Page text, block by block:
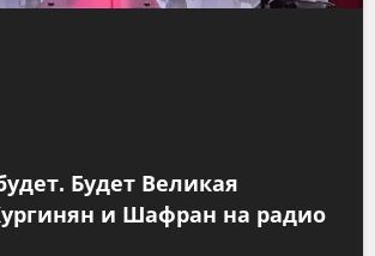
Будет Великая
и Шафран на радио